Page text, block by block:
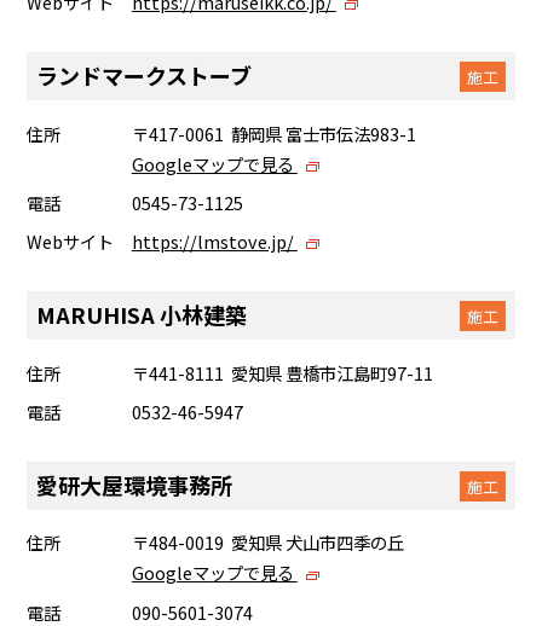
ランドマークストーブ 施工
住所
〒417-0061 静岡県 富士市伝法983-1
Googleマップで見る
電話
0545-73-1125
Webサイト
https://lmstove.jp/
MARUHISA 小林建築 施工
住所
〒441-8111 愛知県 豊橋市江島町97-11
電話
0532-46-5947
愛研大屋環境事務所 施工
住所
〒484-0019 愛知県 犬山市四季の丘
Googleマップで見る
電話
090-5601-3074